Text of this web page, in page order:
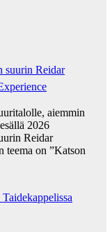
suurin Reidar
aiemmin
2026
Reidar
teema on ”Katson